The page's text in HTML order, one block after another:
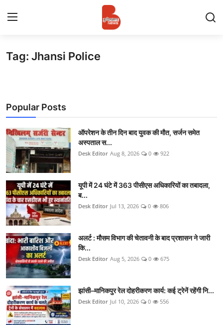
Login
प्रमुख ख़बर
अपना शहर
राज्य
बुन्देलखण्ड
वीडियो
स्पोर्ट्स
मनोरंजन
गैलरी
Tag: Jhansi Police
Popular Posts
ऑपरेशन के तीन दिन बाद युवक की मौत, सर्जन समेत
अस्पताल स...
Desk Editor Aug 8, 2026 0 922
यूपी में 24 घंटे में 363 पीसीएस अधिकारियों का तबादला,
ब...
Desk Editor Jul 13, 2026 0 806
अलर्ट : मौसम विभाग की चेतावनी के बाद प्रशासन ने जारी
कि...
Desk Editor Aug 5, 2026 0 675
झांसी–मानिकपुर रेल दोहरीकरण कार्य: कई ट्रेनें रहेंगी नि...
Desk Editor Jul 10, 2026 0 556